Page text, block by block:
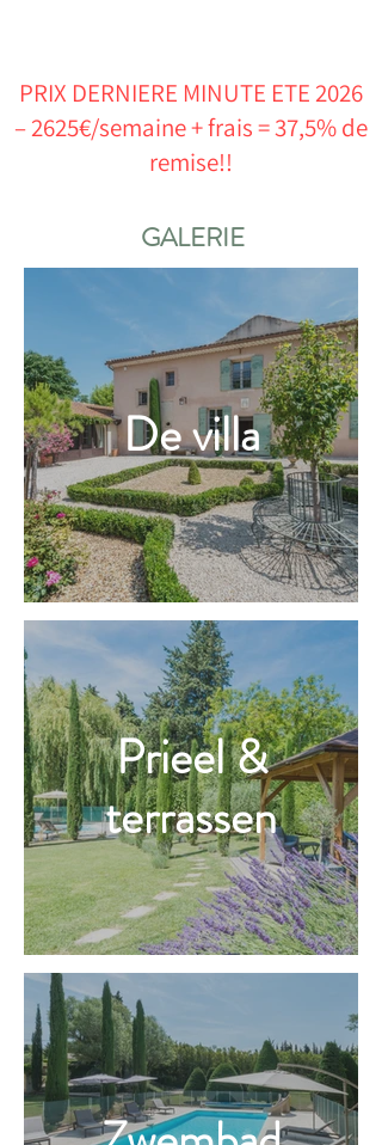
PRIX DERNIERE MINUTE ETE 2026
– 2625€/semaine + frais = 37,5% de
remise!!
GALERIE
De villa
Prieel &
terrassen